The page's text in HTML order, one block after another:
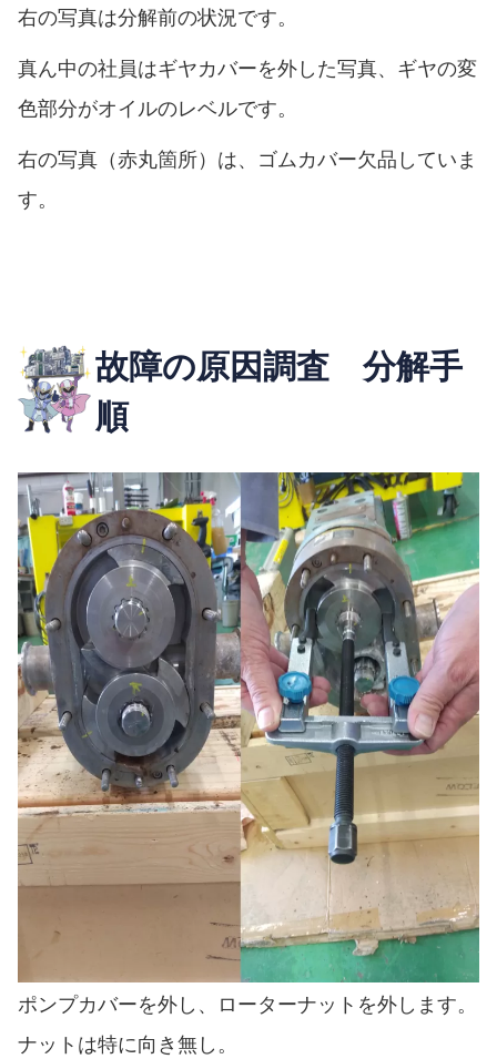
右の写真は分解前の状況です。
真ん中の社員はギヤカバーを外した写真、ギヤの変
色部分がオイルのレベルです。
右の写真（赤丸箇所）は、ゴムカバー欠品していま
す。
故障の原因調査 分解手
順
ポンプカバーを外し、ローターナットを外します。
ナットは特に向き無し。